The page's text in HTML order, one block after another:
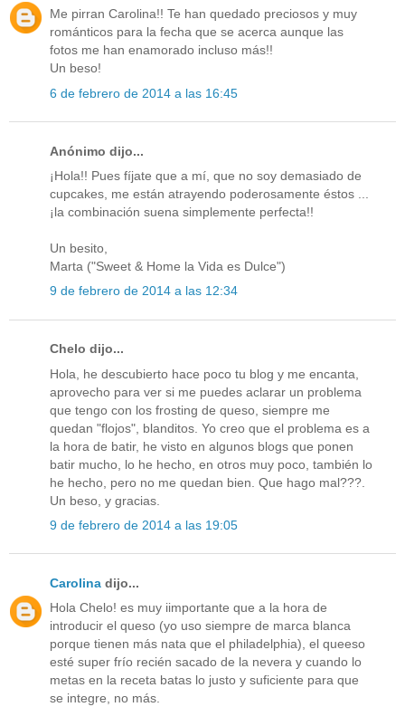
Me pirran Carolina!! Te han quedado preciosos y muy
románticos para la fecha que se acerca aunque las
fotos me han enamorado incluso más!!
Un beso!
6 de febrero de 2014 a las 16:45
Anónimo dijo...
¡Hola!! Pues fíjate que a mí, que no soy demasiado de
cupcakes, me están atrayendo poderosamente éstos ...
¡la combinación suena simplemente perfecta!!
Un besito,
Marta ("Sweet & Home la Vida es Dulce")
9 de febrero de 2014 a las 12:34
Chelo dijo...
Hola, he descubierto hace poco tu blog y me encanta,
aprovecho para ver si me puedes aclarar un problema
que tengo con los frosting de queso, siempre me
quedan "flojos", blanditos. Yo creo que el problema es a
la hora de batir, he visto en algunos blogs que ponen
batir mucho, lo he hecho, en otros muy poco, también lo
he hecho, pero no me quedan bien. Que hago mal???.
Un beso, y gracias.
9 de febrero de 2014 a las 19:05
Carolina dijo...
Hola Chelo! es muy iimportante que a la hora de
introducir el queso (yo uso siempre de marca blanca
porque tienen más nata que el philadelphia), el queeso
esté super frío recién sacado de la nevera y cuando lo
metas en la receta batas lo justo y suficiente para que
se integre, no más.